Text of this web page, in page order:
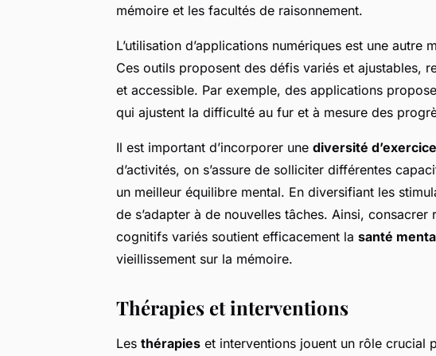
mémoire et les facultés de raisonnement.
L’utilisation d’applications numériques est une autre
Ces outils proposent des défis variés et ajustables,
et accessible. Par exemple, des applications
qui ajustent la difficulté au fur et à mesure des
Il est important d’incorporer une diversité
d’activités, on s’assure de solliciter différentes
un meilleur équilibre mental. En diversifiant les
de s’adapter à de nouvelles tâches. Ainsi,
cognitifs variés soutient efficacement la santé
vieillissement sur la mémoire.
Thérapies et interventions
Les thérapies et interventions jouent un rôle crucial